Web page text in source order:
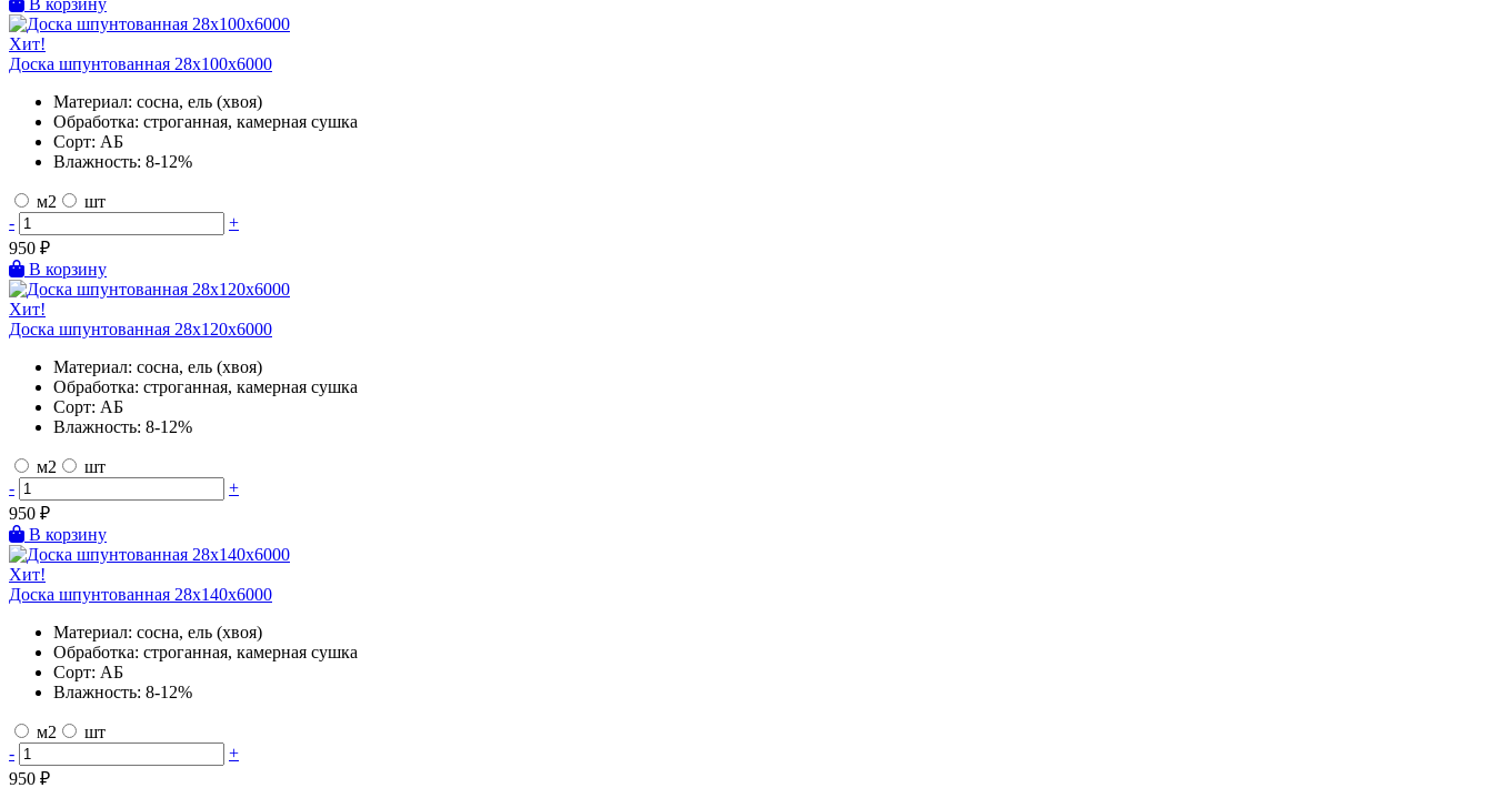
Хит!
Доска шпунтованная 28х100х6000
Материал: сосна, ель (хвоя)
Обработка: строганная, камерная сушка
Сорт: АБ
Влажность: 8-12%
м2
шт
-
+
950 ₽
В корзину
Хит!
Доска шпунтованная 28х120х6000
Материал: сосна, ель (хвоя)
Обработка: строганная, камерная сушка
Сорт: АБ
Влажность: 8-12%
м2
шт
-
+
950 ₽
В корзину
Хит!
Доска шпунтованная 28х140х6000
Материал: сосна, ель (хвоя)
Обработка: строганная, камерная сушка
Сорт: АБ
Влажность: 8-12%
м2
шт
-
+
950 ₽